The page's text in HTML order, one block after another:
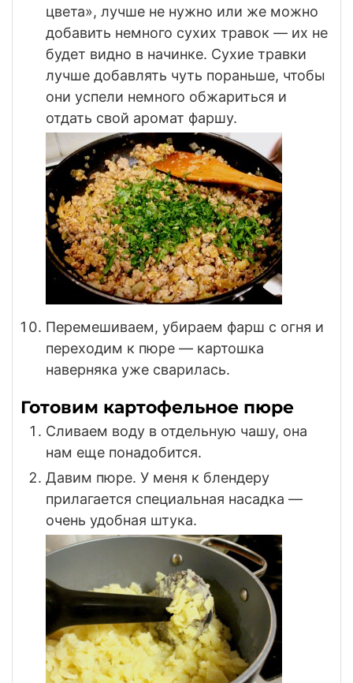
цвета», лучше не нужно или же можно
добавить немного сухих травок — их не
будет видно в начинке. Сухие травки
лучше добавлять чуть пораньше, чтобы
они успели немного обжариться и
отдать свой аромат фаршу.
Перемешиваем, убираем фарш с огня и
переходим к пюре — картошка
наверняка уже сварилась.
Готовим картофельное пюре
Сливаем воду в отдельную чашу, она
нам еще понадобится.
Давим пюре. У меня к блендеру
прилагается специальная насадка —
очень удобная штука.